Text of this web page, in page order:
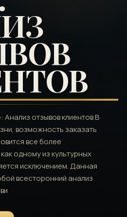
Анализ отзывов клиентов В
возможность заказать
все более
одному из культурных
исключением. Данная
всесторонний анализ